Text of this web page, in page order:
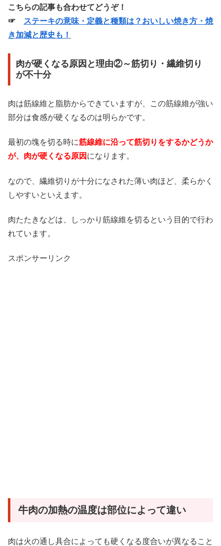
こちらの記事も合わせてどうぞ！
☞
ステーキの意味・定義と種類は？おいしい焼き方・焼
き加減と歴史も！
肉が硬くなる原因と理由②～筋切り・繊維切り
が不十分
肉は筋線維と脂肪からできていますが、この筋線維が強い
部分は食感が硬くなるのは明らかです。
最初の塊を切る時に筋線維に沿って筋切りをするかどうか
が、肉が硬くなる原因 になります。
なので、繊維切りが十分になされた薄い肉ほど、柔らかく
しやすいといえます。
肉たたきなどは、しっかり筋線維を切るという目的で行わ
れています。
スポンサーリンク
牛肉の加熱の温度は部位によって違い
肉は火の通し具合によっても硬くなる度合いが異なること